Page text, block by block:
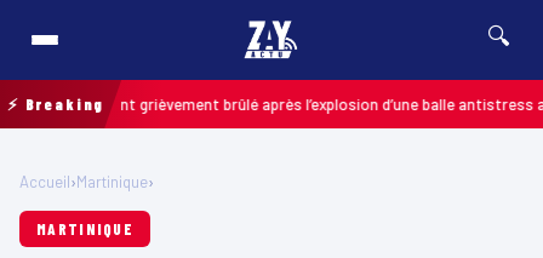
🔍
⚡ Breaking
un enfant grièvement brûlé après l’explosion d’une balle antistress
Accueil›Martinique›
MARTINIQUE